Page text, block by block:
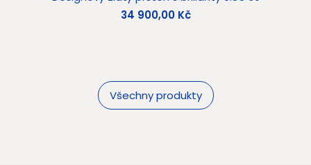
Všechny produkty
Cena
34 900,00 Kč